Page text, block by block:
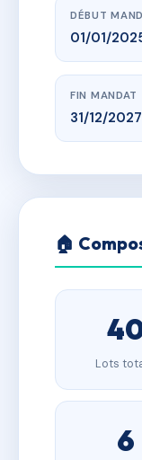
DÉBUT
01/01/
FIN MANDAT
31/12/2027
🏠
Lots
6